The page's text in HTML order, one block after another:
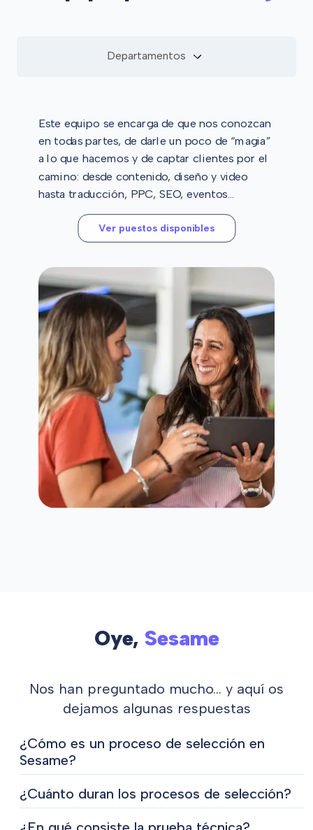
Departamentos
Este equipo se encarga de que nos conozcan
en todas partes, de darle un poco de “magia”
a lo que hacemos y de captar clientes por el
camino: desde contenido, diseño y video
hasta traducción, PPC, SEO, eventos…
Ver puestos disponibles
Oye, Sesame
Nos han preguntado mucho… y aquí os
dejamos algunas respuestas
¿Cómo es un proceso de selección en
Sesame?
primera criba de CV, se pone en contacto contigo para
¿Cuánto duran los procesos de selección?